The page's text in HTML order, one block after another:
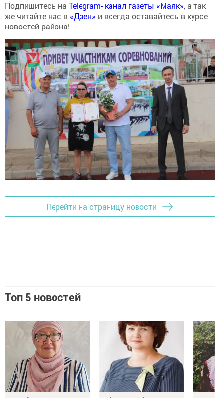
Подпишитесь на Telegram- канал газеты «Маяк», а так
же читайте нас в «Дзен» и всегда оставайтесь в курсе
новостей района!
Перейти на страницу новости
Топ 5 новостей